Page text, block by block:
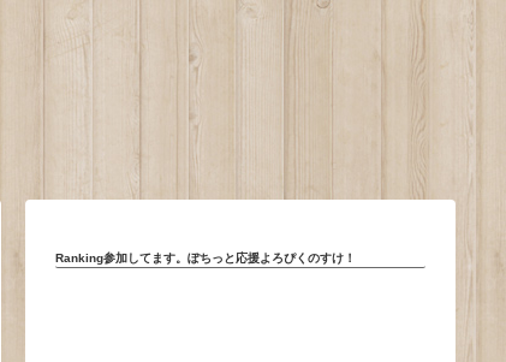
Ranking参加してます。ぽちっと応援よろぴくのすけ！